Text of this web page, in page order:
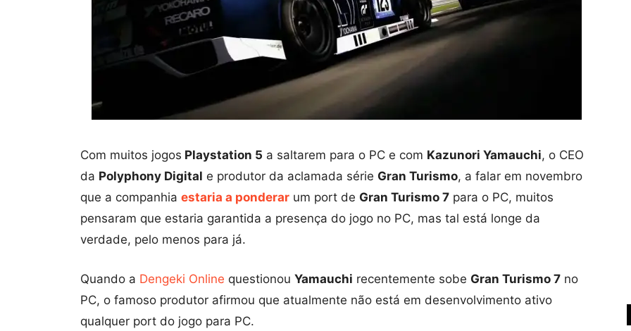
Com muitos jogos Playstation 5 a saltarem para o PC e com Kazunori Yamauchi, o CEO
da Polyphony Digital e produtor da aclamada série Gran Turismo, a falar em novembro
que a companhia estaria a ponderar um port de Gran Turismo 7 para o PC, muitos
pensaram que estaria garantida a presença do jogo no PC, mas tal está longe da
verdade, pelo menos para já.
Quando a Dengeki Online questionou Yamauchi recentemente sobe Gran Turismo 7 no
PC, o famoso produtor afirmou que atualmente não está em desenvolvimento ativo
qualquer port do jogo para PC.